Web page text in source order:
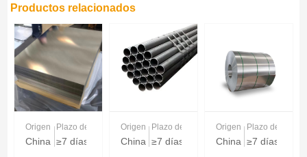
Productos relacionados
Origen
China
Plazo de entrega
≥7 días
Origen
China
Plazo de entrega
≥7 días
Origen
China
Plazo de
≥7 días